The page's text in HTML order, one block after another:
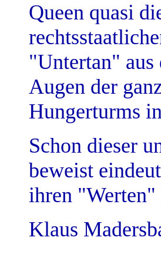
Queen quasi
"Untertan"
Augen der
Hungerturms
Schon dieser
beweist
ihren
Klaus